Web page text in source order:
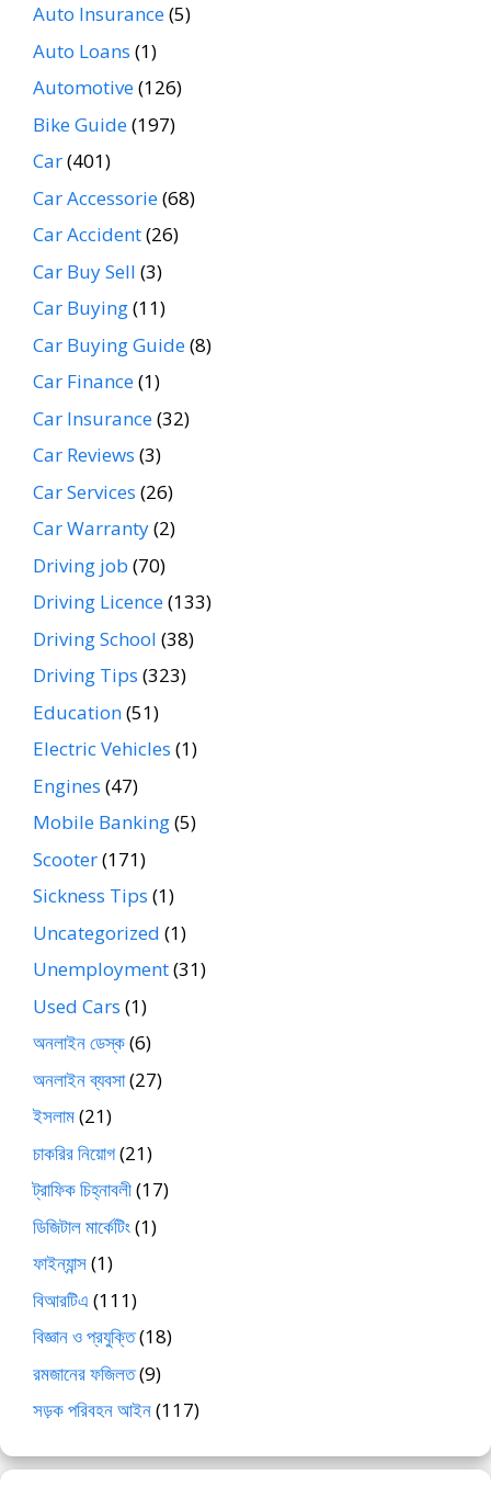
Auto Insurance(5)
Auto Loans (1)
Automotive(126)
Bike Guide(197)
Car(401)
Car Accessorie(68)
Car Accident(26)
Car Buy Sell (3)
Car Buying(11)
Car Buying Guide(8)
Car Finance(1)
Car Insurance(32)
Car Reviews (3)
Car Services (26)
Car Warranty(2)
Driving job (70)
Driving Licence(133)
Driving School (38)
Driving Tips (323)
Education(51)
Electric Vehicles (1)
Engines (47)
Mobile Banking(5)
Scooter(171)
Sickness Tips (1)
Uncategorized (1)
Unemployment(31)
Used Cars (1)
অনলাইন ডেস্ক(6)
অনলাইন ব্যবসা(27)
ইসলাম(21)
চাকরির নিয়োগ(21)
ট্রাফিক চিহ্নাবলী(17)
ডিজিটাল মার্কেটিং(1)
ফাইন্যান্স(1)
বিআরটিএ (111)
বিজ্ঞান ও প্রযুক্তি(18)
রমজানের ফজিলত(9)
সড়ক পরিবহন আইন(117)